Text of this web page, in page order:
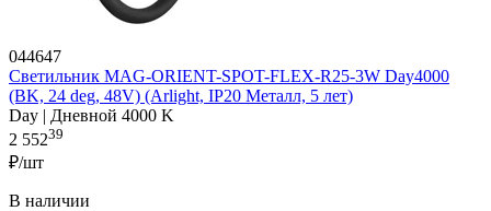
044647
Светильник MAG-ORIENT-SPOT-FLEX-R25-3W Day4000
(BK, 24 deg, 48V) (Arlight, IP20 Металл, 5 лет)
Day | Дневной 4000 K
2 55239
₽/шт
В наличии